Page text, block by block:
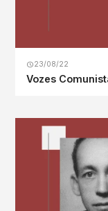
23/08/22
Vozes